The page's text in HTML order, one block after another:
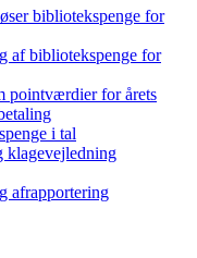
bibliotekspenge for
af bibliotekspenge for
pointværdier for årets
i tal
klagevejledning
afrapportering